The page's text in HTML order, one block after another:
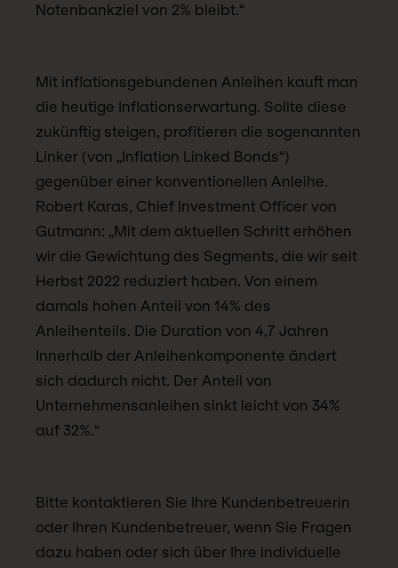
Notenbankziel von 2% bleibt.“
Mit inflationsgebundenen Anleihen kauft man
die heutige Inflationserwartung. Sollte diese
zukünftig steigen, profitieren die sogenannten
Linker (von „Inflation Linked Bonds“)
gegenüber einer konventionellen Anleihe.
Robert Karas, Chief Investment Officer von
Gutmann: „Mit dem aktuellen Schritt erhöhen
wir die Gewichtung des Segments, die wir seit
Herbst 2022 reduziert haben. Von einem
damals hohen Anteil von 14% des
Anleihenteils. Die Duration von 4,7 Jahren
Innerhalb der Anleihenkomponente ändert
sich dadurch nicht. Der Anteil von
Unternehmensanleihen sinkt leicht von 34%
auf 32%.“
Bitte kontaktieren Sie Ihre Kundenbetreuerin
oder Ihren Kundenbetreuer, wenn Sie Fragen
dazu haben oder sich über Ihre individuelle